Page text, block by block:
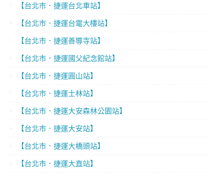
【台北市．捷運台北車站】
【台北市．捷運台電大樓站】
【台北市．捷運善導寺站】
【台北市．捷運國父紀念館站】
【台北市．捷運圓山站】
【台北市．捷運士林站】
【台北市．捷運大安森林公園站】
【台北市．捷運大安站】
【台北市．捷運大橋頭站】
【台北市．捷運大直站】